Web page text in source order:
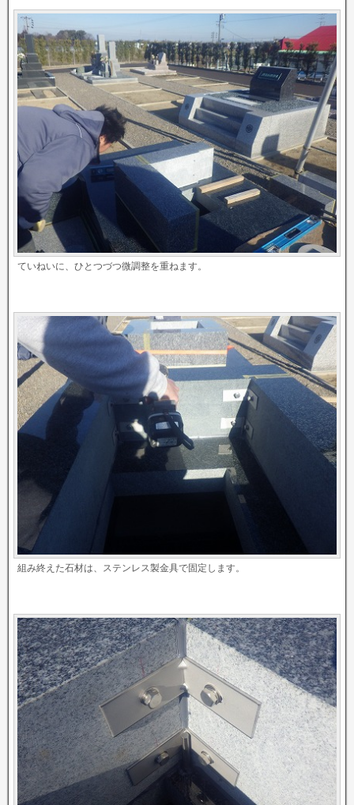
ていねいに、ひとつづつ微調整を重ねます。
組み終えた石材は、ステンレス製金具で固定します。